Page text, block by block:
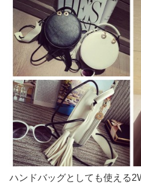
ハンドバッグとしても使える